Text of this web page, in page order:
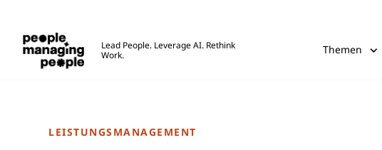
Lead People. Leverage AI. Rethink
Work.
Themen
LEISTUNGSMANAGEMENT